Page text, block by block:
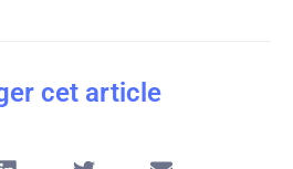
cet article